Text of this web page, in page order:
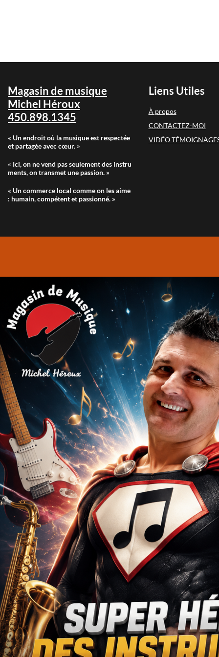
Magasin de musique
Michel Héroux
450.898.1345
« Un endroit où la musique est respectée
et partagée avec cœur. »
« Ici, on ne vend pas seulement des instru
ments, on transmet une passion. »
« Un commerce local comme on les aime
: humain, compétent et passionné. »
Liens Utiles
À propos
CONTACTEZ-MOI
VIDÉO